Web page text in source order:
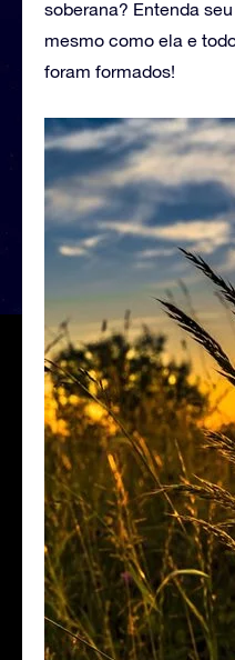
soberana? Entenda
mesmo como ela e
foram formados!